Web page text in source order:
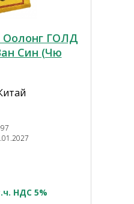
Оолонг ГОЛД
Син (Чю
НДС 5%